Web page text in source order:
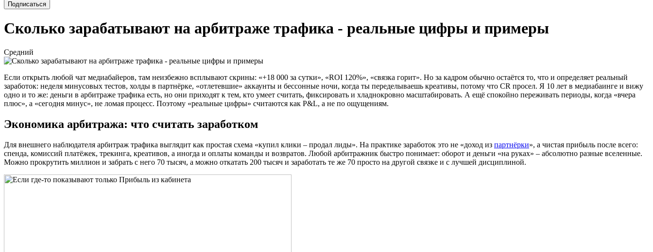
Подписаться
Сколько зарабатывают на арбитраже трафика - реальные цифры и примеры
Средний
Если открыть любой чат медиабайеров, там неизбежно всплывают скрины: «+18 000 за сутки», «ROI 120%», «связка горит». Но за кадром обычно остаётся то, что и определяет реальный
заработок: неделя минусовых тестов, холды в партнёрке, «отлетевшие» аккаунты и бессонные ночи, когда ты переделываешь креативы, потому что CR просел. Я 10 лет в медиабаинге и вижу
одно и то же: деньги в арбитраже трафика есть, но они приходят к тем, кто умеет считать, фиксировать и хладнокровно масштабировать. А ещё спокойно переживать периоды, когда «вчера
плюс», а «сегодня минус», не ломая процесс. Поэтому «реальные цифры» считаются как P&L, а не по ощущениям.
Экономика арбитража: что считать заработком
Для внешнего наблюдателя арбитраж трафика выглядит как простая схема «купил клики – продал лиды». На практике заработок это не «доход из партнёрки», а чистая прибыль после всего:
спенда, комиссий платёжек, трекинга, креативов, а иногда и оплаты команды и возвратов. Любой арбитражник быстро понимает: оборот и деньги «на руках» – абсолютно разные вселенные.
Можно прокрутить миллион и забрать с него 70 тысяч, а можно откатать 200 тысяч и заработать те же 70 просто на другой связке и с лучшей дисциплиной.